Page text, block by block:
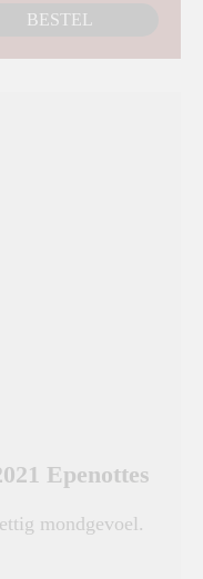
BESTEL
Epenottes
mondgevoel.